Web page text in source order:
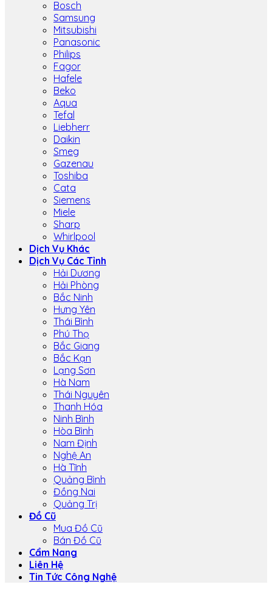
Bosch
Samsung
Mitsubishi
Panasonic
Philips
Fagor
Hafele
Beko
Aqua
Tefal
Liebherr
Daikin
Smeg
Gazenau
Toshiba
Cata
Siemens
Miele
Sharp
Whirlpool
Dịch Vụ Khác
Dịch Vụ Các Tỉnh
Hải Dương
Hải Phòng
Bắc Ninh
Hưng Yên
Thái Bình
Phú Thọ
Bắc Giang
Bắc Kạn
Lạng Sơn
Hà Nam
Thái Nguyên
Thanh Hóa
Ninh Bình
Hòa Bình
Nam Định
Nghệ An
Hà Tĩnh
Quảng Bình
Đồng Nai
Quảng Trị
Đồ Cũ
Mua Đồ Cũ
Bán Đồ Cũ
Cẩm Nang
Liên Hệ
Tin Tức Công Nghệ